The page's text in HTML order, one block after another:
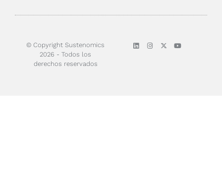
© Copyright Sustenomics
2026 - Todos los
derechos reservados